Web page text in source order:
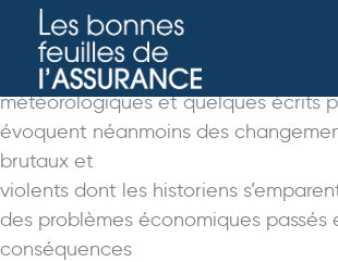
Le réchauffement climatique dont la
parle constamment, n’est pas
archives
météorologiques et quelques écrits
évoquent néanmoins des
brutaux et
violents dont les historiens
des problèmes économiques passés
conséquences